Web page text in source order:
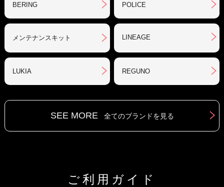
BERING POLICE
メンテナンスキット LINEAGE
LUKIA REGUNO
SEE MORE 全てのブランドを見る
ご利用ガイド